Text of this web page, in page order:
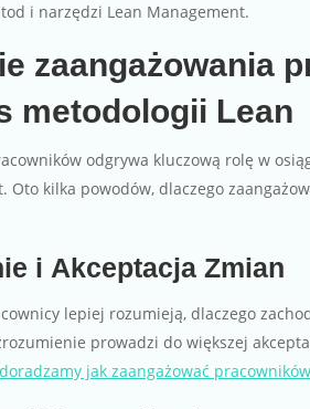
i narzędzi Lean Management.
zaangażowania
metodologii Lean
odgrywa kluczową rolę w
Oto kilka powodów, dlaczego
i Akceptacja Zmian
lepiej rozumieją, dlaczego
prowadzi do większej
doradzamy jak zaangażować